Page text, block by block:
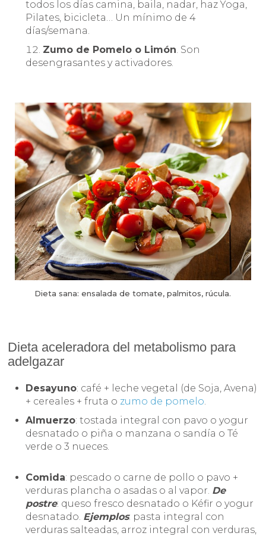
todos los días camina, baila, nadar, haz Yoga,
Pilates, bicicleta… Un mínimo de 4
días/semana.
Zumo de Pomelo o Limón. Son
desengrasantes y activadores.
Dieta sana: ensalada de tomate, palmitos, rúcula.
Dieta aceleradora del metabolismo para
adelgazar
Desayuno: café + leche vegetal (de Soja, Avena)
+ cereales + fruta o zumo de pomelo.
Almuerzo: tostada integral con pavo o yogur
desnatado o piña o manzana o sandía o Té
verde o 3 nueces.
Comida: pescado o carne de pollo o pavo +
verduras plancha o asadas o al vapor. De
postre: queso fresco desnatado o Kéfir o yogur
desnatado. Ejemplos: pasta integral con
verduras salteadas, arroz integral con verduras,